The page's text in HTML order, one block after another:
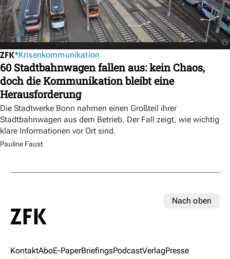
Krisenkommunikation
60 Stadtbahnwagen fallen aus: kein Chaos,
doch die Kommunikation bleibt eine
Herausforderung
Die Stadtwerke Bonn nahmen einen Großteil ihrer
Stadtbahnwagen aus dem Betrieb. Der Fall zeigt, wie wichtig
klare Informationen vor Ort sind.
Pauline Faust
Nach oben
KontaktAboE-PaperBriefingsPodcastVerlagPresse